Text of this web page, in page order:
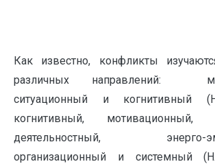
Как известно, конфликты
различных направлений:
ситуационный и когнитивный
когнитивный, мотивационный,
деятельностный, энерго-
организационный и системный